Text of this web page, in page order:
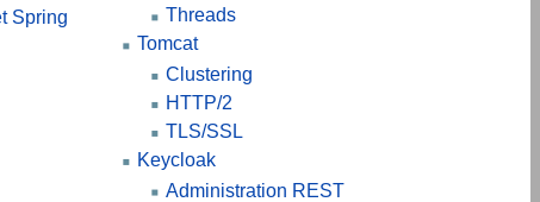
Spring
Threads
Tomcat
Clustering
HTTP/2
TLS/SSL
Keycloak
Administration REST